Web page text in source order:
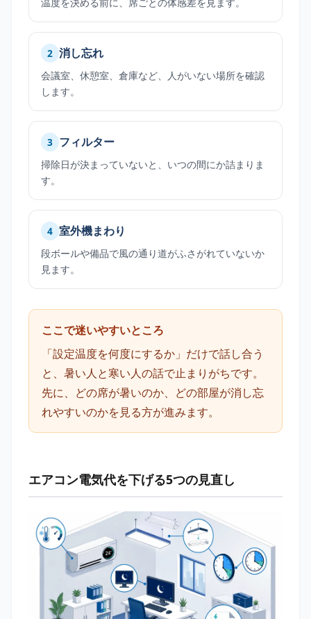
2 消し忘れ
会議室、休憩室、倉庫など、人がいない場所を確認
します。
3 フィルター
掃除日が決まっていないと、いつの間にか詰まりま
す。
4 室外機まわり
段ボールや備品で風の通り道がふさがれていないか
見ます。
ここで迷いやすいところ
「設定温度を何度にするか」だけで話し合う
と、暑い人と寒い人の話で止まりがちです。
先に、どの席が暑いのか、どの部屋が消し忘
れやすいのかを見る方が進みます。
エアコン電気代を下げる5つの見直し